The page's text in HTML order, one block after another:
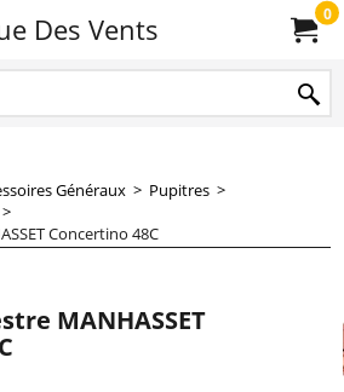
Des Vents 0
Généraux > Pupitres >
>
Concertino 48C
MANHASSET